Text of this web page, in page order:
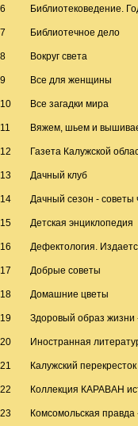
6 Библиотековедение.
7 Библиотечное дело
8 Вокруг света
9 Все для женщины
10 Все загадки мира
11 Вяжем, шьем и
12 Газета Калужской
13 Дачный клуб
14 Дачный сезон - советы
15 Детская энциклопедия
16 Дефектология.
17 Добрые советы
18 Домашние цветы
19 Здоровый образ жизни
20 Иностранная
21 Калужский перекресток
22 Коллекция КАРАВАН
23 Комсомольская